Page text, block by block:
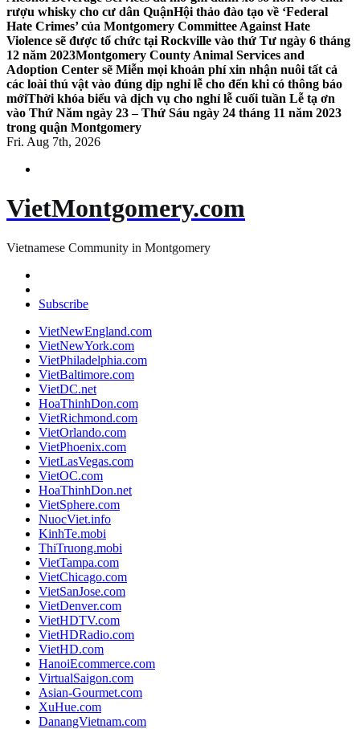
rượu whisky cho cư dân QuậnHội thảo đào tạo về ‘Federal
Hate Crimes’ của Montgomery Committee Against Hate
Violence sẽ được tổ chức tại Rockville vào thứ Tư ngày 6 tháng
12 năm 2023Montgomery County Animal Services and
Adoption Center sẽ Miễn mọi khoản phí xin nhận nuôi tất cả
các loài thú vật vào đúng dịp nghỉ lễ cho đến khi có thông báo
mớiThời khóa biểu và dịch vụ cho nghỉ lễ cuối tuần Lễ tạ ơn
vào Thứ Năm ngày 23 – Thứ Sáu ngày 24 tháng 11 năm 2023
trong quận Montgomery
Fri. Aug 7th, 2026
VietMontgomery.com
Vietnamese Community in Montgomery
Subscribe
VietNewEngland.com
VietNewYork.com
VietPhiladelphia.com
VietBaltimore.com
VietDC.net
HoaThinhDon.com
VietRichmond.com
VietOrlando.com
VietPhoenix.com
VietLasVegas.com
VietOC.com
HoaThinhDon.net
VietSphere.com
NuocViet.info
KinhTe.mobi
ThiTruong.mobi
VietTampa.com
VietChicago.com
VietSanJose.com
VietDenver.com
VietHDTV.com
VietHDRadio.com
VietHD.com
HanoiEcommerce.com
VirtualSaigon.com
Asian-Gourmet.com
XuHue.com
DanangVietnam.com